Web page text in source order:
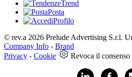
Trend
Posta
Profilo
© rev.a 2026 Prelude Advertising S.r.l.
Company Info - Brand
Privacy - Cookie Revoca il consenso